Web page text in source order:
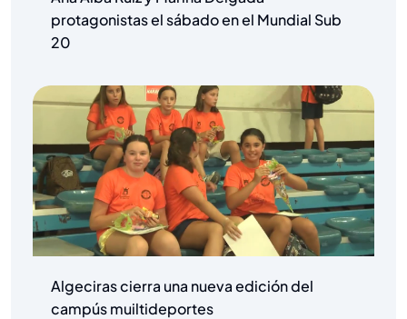
protagonistas el sábado en el Mundial Sub
20
Algeciras cierra una nueva edición del
campús muiltideportes